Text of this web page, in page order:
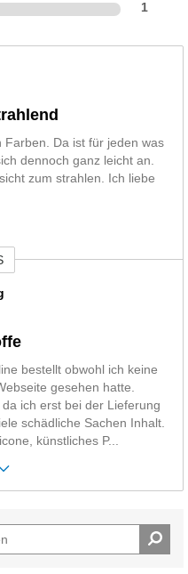
1
Farben. Da ist für jeden was
dennoch ganz leicht an.
zum strahlen. Ich liebe
bestellt obwohl ich keine
gesehen hatte.
ich erst bei der Lieferung
schädliche Sachen Inhalt.
künstliches P...